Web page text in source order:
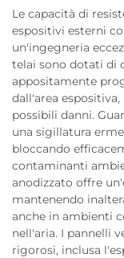
Le capacità di
espositivi esterni
un'ingegneria
telai sono dotati di
appositamente
dall'area
possibili danni.
una sigillatura
bloccando
contaminanti
anodizzato offre
mantenendo
anche in ambienti
nell'aria. I pannelli
rigorosi, inclusa